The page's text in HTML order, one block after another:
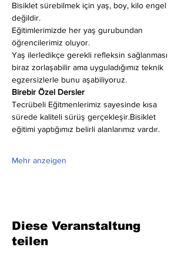
Bisiklet sürebilmek için yaş, boy, kilo engel
değildir.
Eğitimlerimizde her yaş gurubundan
öğrencilerimiz oluyor.
Yaş ilerledikçe gerekli refleksin sağlanması
biraz zorlaşabilir ama uyguladığımız teknik
egzersizlerle bunu aşabiliyoruz.
Birebir Özel Dersler
Tecrübeli Eğitmenlerimiz sayesinde kısa
sürede kaliteli sürüş gerçekleşir.Bisiklet
eğitimi yaptığımız belirli alanlarımız vardır.
Mehr anzeigen
Diese Veranstaltung
teilen